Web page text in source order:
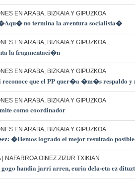
EN ARABA, BIZKAIA Y GIPUZKOA
no termina la aventura socialista�
EN ARABA, BIZKAIA Y GIPUZKOA
la fragmentaci�n
EN ARABA, BIZKAIA Y GIPUZKOA
reconoce que el PP quer�a �m�s respaldo
EN ARABA, BIZKAIA Y GIPUZKOA
como coordinador
EN ARABA, BIZKAIA Y GIPUZKOA
�Hemos logrado el mejor resultado
| NAFARROA OINEZ ZIZUR TXIKIAN
handia jarri arren, euria dela-eta ez